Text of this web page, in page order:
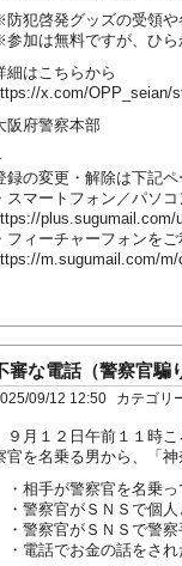
犯啓発グッズの受領や
加は無料ですが、ひら
細はこちらから
x.com/OPP_seian/
阪府警察本部
録の変更・解除は下記ペ
スマートフォン／パソ
plus.sugumail.com/
フィーチャーフォンを
m.sugumail.com/
審な電話（警察官騙
09/12 12:50 カテゴリ
９月１２日午前１１時こ
官を名乗る男から、「
・相手が警察官を名乗っ
・警察官がＳＮＳで個人
・警察官がＳＮＳで警察
・電話でお金の話をされ